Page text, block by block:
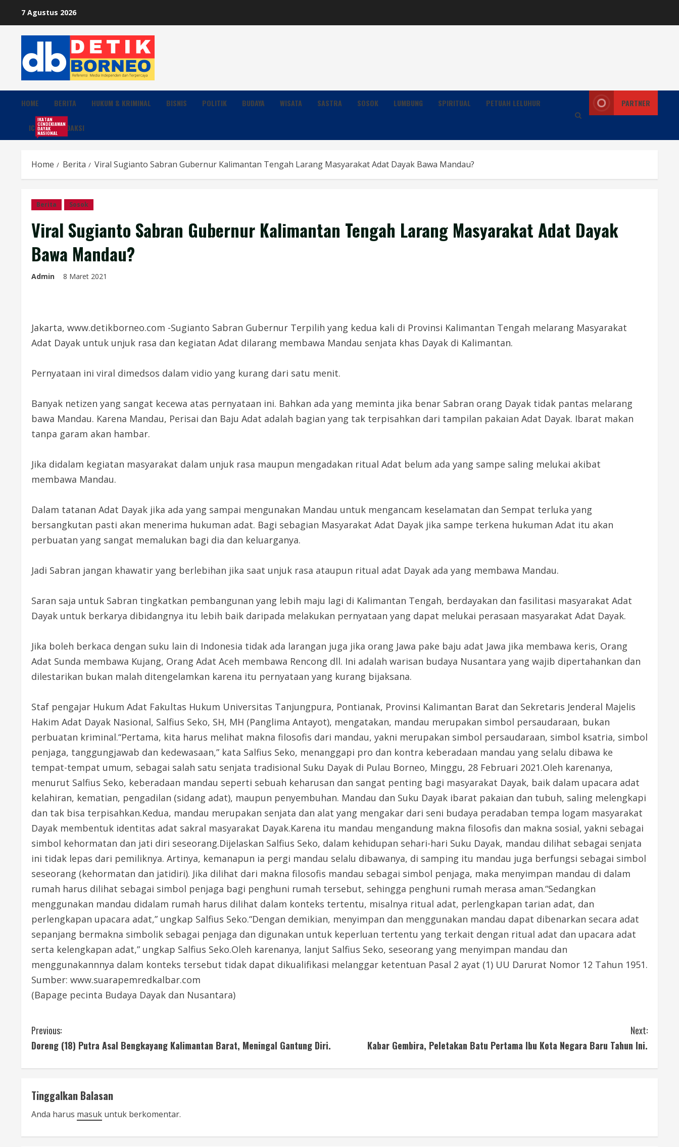
content
7 Agustus 2026
HOME BERITA HUKUM & KRIMINAL BISNIS POLITIK BUDAYA WISATA SASTRA SOSOK LUMBUNG SPIRITUAL PETUAH LELUHUR
ICDN
IKATAN
CENDEKIAWAN
DAYAK
NASIONALREDAKSI
PARTNER
Home Berita Viral Sugianto Sabran Gubernur Kalimantan Tengah Larang Masyarakat Adat Dayak Bawa Mandau?
Berita Sosok
Viral Sugianto Sabran Gubernur Kalimantan Tengah Larang Masyarakat Adat Dayak
Bawa Mandau?
Admin 8 Maret 2021
Jakarta, www.detikborneo.com -Sugianto Sabran Gubernur Terpilih yang kedua kali di Provinsi Kalimantan Tengah melarang Masyarakat
Adat Dayak untuk unjuk rasa dan kegiatan Adat dilarang membawa Mandau senjata khas Dayak di Kalimantan.
Pernyataan ini viral dimedsos dalam vidio yang kurang dari satu menit.
Banyak netizen yang sangat kecewa atas pernyataan ini. Bahkan ada yang meminta jika benar Sabran orang Dayak tidak pantas melarang
bawa Mandau. Karena Mandau, Perisai dan Baju Adat adalah bagian yang tak terpisahkan dari tampilan pakaian Adat Dayak. Ibarat makan
tanpa garam akan hambar.
Jika didalam kegiatan masyarakat dalam unjuk rasa maupun mengadakan ritual Adat belum ada yang sampe saling melukai akibat
membawa Mandau.
Dalam tatanan Adat Dayak jika ada yang sampai mengunakan Mandau untuk mengancam keselamatan dan Sempat terluka yang
bersangkutan pasti akan menerima hukuman adat. Bagi sebagian Masyarakat Adat Dayak jika sampe terkena hukuman Adat itu akan
perbuatan yang sangat memalukan bagi dia dan keluarganya.
Jadi Sabran jangan khawatir yang berlebihan jika saat unjuk rasa ataupun ritual adat Dayak ada yang membawa Mandau.
Saran saja untuk Sabran tingkatkan pembangunan yang lebih maju lagi di Kalimantan Tengah, berdayakan dan fasilitasi masyarakat Adat
Dayak untuk berkarya dibidangnya itu lebih baik daripada melakukan pernyataan yang dapat melukai perasaan masyarakat Adat Dayak.
Jika boleh berkaca dengan suku lain di Indonesia tidak ada larangan juga jika orang Jawa pake baju adat Jawa jika membawa keris, Orang
Adat Sunda membawa Kujang, Orang Adat Aceh membawa Rencong dll. Ini adalah warisan budaya Nusantara yang wajib dipertahankan dan
dilestarikan bukan malah ditengelamkan karena itu pernyataan yang kurang bijaksana.
Staf pengajar Hukum Adat Fakultas Hukum Universitas Tanjungpura, Pontianak, Provinsi Kalimantan Barat dan Sekretaris Jenderal Majelis
Hakim Adat Dayak Nasional, Salfius Seko, SH, MH (Panglima Antayot), mengatakan, mandau merupakan simbol persaudaraan, bukan
perbuatan kriminal.“Pertama, kita harus melihat makna filosofis dari mandau, yakni merupakan simbol persaudaraan, simbol ksatria, simbol
penjaga, tanggungjawab dan kedewasaan,” kata Salfius Seko, menanggapi pro dan kontra keberadaan mandau yang selalu dibawa ke
tempat-tempat umum, sebagai salah satu senjata tradisional Suku Dayak di Pulau Borneo, Minggu, 28 Februari 2021.Oleh karenanya,
menurut Salfius Seko, keberadaan mandau seperti sebuah keharusan dan sangat penting bagi masyarakat Dayak, baik dalam upacara adat
kelahiran, kematian, pengadilan (sidang adat), maupun penyembuhan. Mandau dan Suku Dayak ibarat pakaian dan tubuh, saling melengkapi
dan tak bisa terpisahkan.Kedua, mandau merupakan senjata dan alat yang mengakar dari seni budaya peradaban tempa logam masyarakat
Dayak membentuk identitas adat sakral masyarakat Dayak.Karena itu mandau mengandung makna filosofis dan makna sosial, yakni sebagai
simbol kehormatan dan jati diri seseorang.Dijelaskan Salfius Seko, dalam kehidupan sehari-hari Suku Dayak, mandau dilihat sebagai senjata
ini tidak lepas dari pemiliknya. Artinya, kemanapun ia pergi mandau selalu dibawanya, di samping itu mandau juga berfungsi sebagai simbol
seseorang (kehormatan dan jatidiri). Jika dilihat dari makna filosofis mandau sebagai simbol penjaga, maka menyimpan mandau di dalam
rumah harus dilihat sebagai simbol penjaga bagi penghuni rumah tersebut, sehingga penghuni rumah merasa aman.“Sedangkan
menggunakan mandau didalam rumah harus dilihat dalam konteks tertentu, misalnya ritual adat, perlengkapan tarian adat, dan
perlengkapan upacara adat,” ungkap Salfius Seko.“Dengan demikian, menyimpan dan menggunakan mandau dapat dibenarkan secara adat
sepanjang bermakna simbolik sebagai penjaga dan digunakan untuk keperluan tertentu yang terkait dengan ritual adat dan upacara adat
serta kelengkapan adat,” ungkap Salfius Seko.Oleh karenanya, lanjut Salfius Seko, seseorang yang menyimpan mandau dan
menggunakannnya dalam konteks tersebut tidak dapat dikualifikasi melanggar ketentuan Pasal 2 ayat (1) UU Darurat Nomor 12 Tahun 1951.
Sumber: www.suarapemredkalbar.com
(Bapage pecinta Budaya Dayak dan Nusantara)
C
o
n
t
i
n
Previous:
Doreng (18) Putra Asal Bengkayang Kalimantan Barat, Meningal Gantung Diri.
Next:
Kabar Gembira, Peletakan Batu Pertama Ibu Kota Negara Baru Tahun Ini.
Tinggalkan Balasan
Anda harus masuk untuk berkomentar.